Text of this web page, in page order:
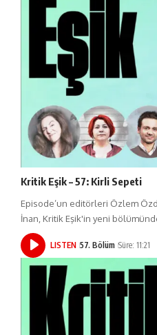
Kritik Eşik – 57: Kirli Sepeti
Episode’un editörleri Özlem
İnan, Kritik Eşik'in yeni
LISTEN 57. Bölüm Süre: 11:21